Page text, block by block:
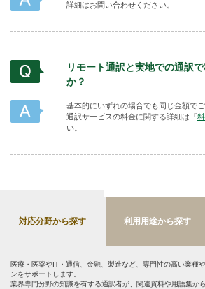
詳細はお問い合わせください。
リモート通訳と実地での通訳
か？
基本的にいずれの場合でも同じ金額で
通訳サービスの料金に関する詳細は『
い。
対応分野から探す 利用用途から探す
医療・医薬やIT・通信、金融、製造など、専門性の高い業種
ンをサポートします。
業界専門分野の知識を有する通訳者が、関連資料や用語集か